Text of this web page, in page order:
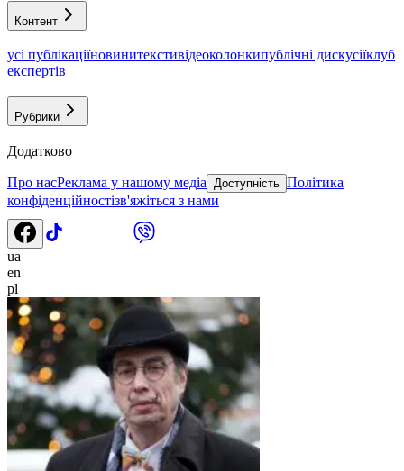
Контент
усі публікаціїновинитекстивідеоколонкипублічні дискусіїклуб
експертів
Рубрики
Додатково
Про насРеклама у нашому медіа Доступність Політика
конфіденційностізв'яжіться з нами
ua
en
pl